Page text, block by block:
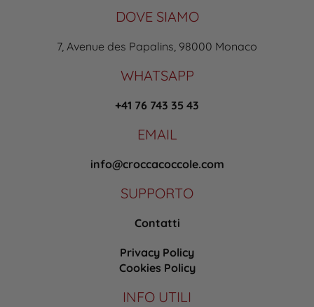
DOVE SIAMO
7, Avenue des Papalins, 98000 Monaco
WHATSAPP
+41 76 743 35 43
EMAIL
info@croccacoccole.com
SUPPORTO
Contatti
Privacy Policy
Cookies Policy
INFO UTILI